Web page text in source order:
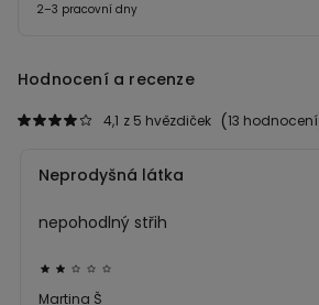
2–3 pracovní dny
Hodnocení a recenze
13 hodnocení
4,1 z 5 hvězdiček
Hodnocení:
2
Martina Š
Neprodyšná látka
nepohodlný střih